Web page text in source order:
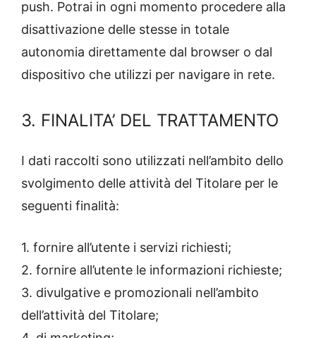
push. Potrai in ogni momento procedere alla
disattivazione delle stesse in totale
autonomia direttamente dal browser o dal
dispositivo che utilizzi per navigare in rete.
3. FINALITA’ DEL TRATTAMENTO
I dati raccolti sono utilizzati nell’ambito dello
svolgimento delle attività del Titolare per le
seguenti finalità:
1. fornire all’utente i servizi richiesti;
2. fornire all’utente le informazioni richieste;
3. divulgative e promozionali nell’ambito
dell’attività del Titolare;